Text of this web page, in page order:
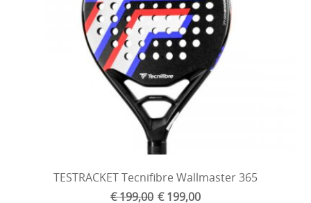
TESTRACKET Tecnifibre Wallmaster 365
€ 199,00 € 199,00